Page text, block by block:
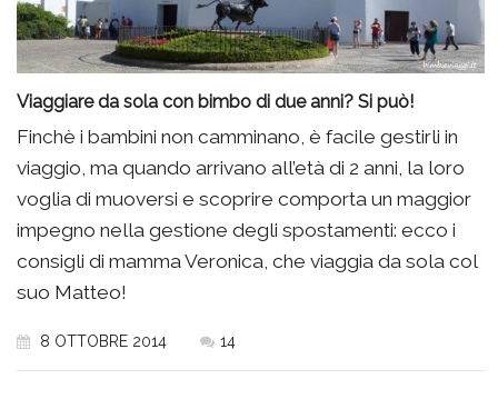
Viaggiare da sola con bimbo di due anni? Si può!
Finchè i bambini non camminano, è facile gestirli in
viaggio, ma quando arrivano all’età di 2 anni, la loro
voglia di muoversi e scoprire comporta un maggior
impegno nella gestione degli spostamenti: ecco i
consigli di mamma Veronica, che viaggia da sola col
suo Matteo!
8 OTTOBRE 2014 14